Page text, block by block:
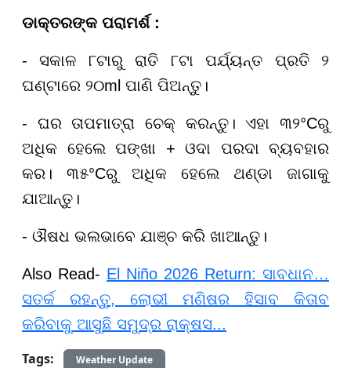
ଡାକ୍ତରଙ୍କ ପରାମର୍ଶ :
- ସକାଳ ୮ଟାରୁ ରାତି ୮ଟା ପର୍ଯ୍ୟନ୍ତ ପ୍ରତି ୨
ଘଣ୍ଟାରେ ୨୦ml ପାଣି ପିଅନ୍ତୁ।
- ଘର ତାପମାତ୍ରା ଚେକ୍ କରନ୍ତୁ। ଏହା ୩୨°Cରୁ
ଅଧିକ ହେଲେ ପଙ୍ଖା + ଓଦା ପରଦା ବ୍ୟବହାର
କର। ୩୫°Cରୁ ଅଧିକ ହେଲେ ଥଣ୍ଡା ଜାଗାକୁ
ଯାଆନ୍ତୁ।
- ଔଷଧ ଭଲଭାବେ ଯାଞ୍ଚ କରି ଖାଆନ୍ତୁ।
Also Read- El Niño 2026 Return: ସାବଧାନ…
ସତର୍କ ରହନ୍ତୁ, ଲୋଭୀ ମଣିଷର ହିସାବ କିତାବ
କରିବାକୁ ଆସୁଛି ସମୁଦ୍ର ରାକ୍ଷସ...
Tags:
Weather Update